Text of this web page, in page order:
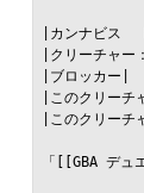
|カンナビス
|クリーチャー
|ブロッカー|
|このクリーチ
|このクリーチ
「[[GBA デュ